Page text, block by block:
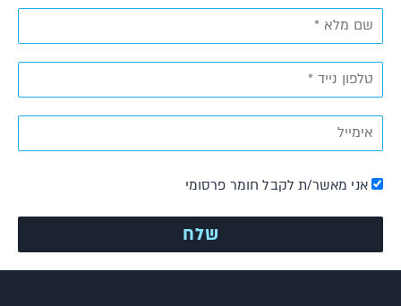
אני מאשר/ת לקבל חומר פרסומי